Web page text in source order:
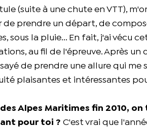
(suite à une chute en VTT),
prendre un départ, de
sous la pluie... En fait, j'ai vécu
au fil de l'épreuve. Après
de prendre une allure qui me
plaisantes et intéressantes
Alpes Maritimes fin 2010, on
pour toi ? C'est vrai que